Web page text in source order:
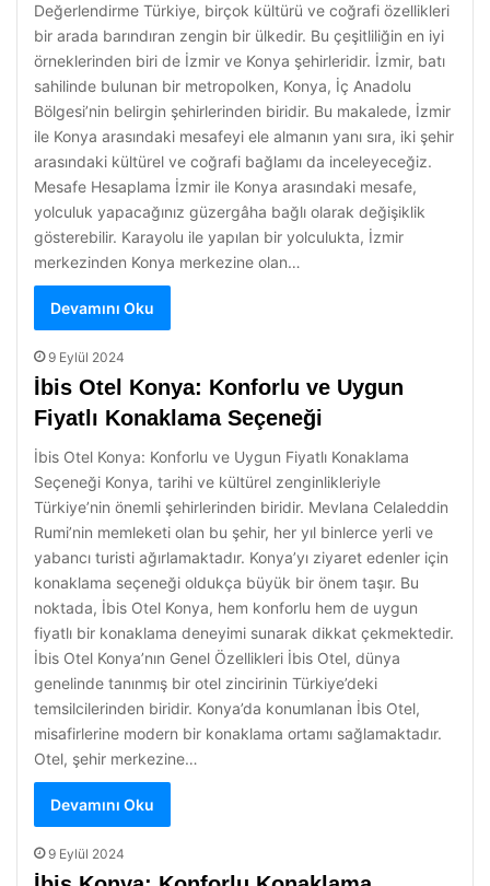
Değerlendirme Türkiye, birçok kültürü ve coğrafi özellikleri
bir arada barındıran zengin bir ülkedir. Bu çeşitliliğin en iyi
örneklerinden biri de İzmir ve Konya şehirleridir. İzmir, batı
sahilinde bulunan bir metropolken, Konya, İç Anadolu
Bölgesi’nin belirgin şehirlerinden biridir. Bu makalede, İzmir
ile Konya arasındaki mesafeyi ele almanın yanı sıra, iki şehir
arasındaki kültürel ve coğrafi bağlamı da inceleyeceğiz.
Mesafe Hesaplama İzmir ile Konya arasındaki mesafe,
yolculuk yapacağınız güzergâha bağlı olarak değişiklik
gösterebilir. Karayolu ile yapılan bir yolculukta, İzmir
merkezinden Konya merkezine olan…
Devamını Oku
9 Eylül 2024
İbis Otel Konya: Konforlu ve Uygun
Fiyatlı Konaklama Seçeneği
İbis Otel Konya: Konforlu ve Uygun Fiyatlı Konaklama
Seçeneği Konya, tarihi ve kültürel zenginlikleriyle
Türkiye’nin önemli şehirlerinden biridir. Mevlana Celaleddin
Rumi’nin memleketi olan bu şehir, her yıl binlerce yerli ve
yabancı turisti ağırlamaktadır. Konya’yı ziyaret edenler için
konaklama seçeneği oldukça büyük bir önem taşır. Bu
noktada, İbis Otel Konya, hem konforlu hem de uygun
fiyatlı bir konaklama deneyimi sunarak dikkat çekmektedir.
İbis Otel Konya’nın Genel Özellikleri İbis Otel, dünya
genelinde tanınmış bir otel zincirinin Türkiye’deki
temsilcilerinden biridir. Konya’da konumlanan İbis Otel,
misafirlerine modern bir konaklama ortamı sağlamaktadır.
Otel, şehir merkezine…
Devamını Oku
9 Eylül 2024